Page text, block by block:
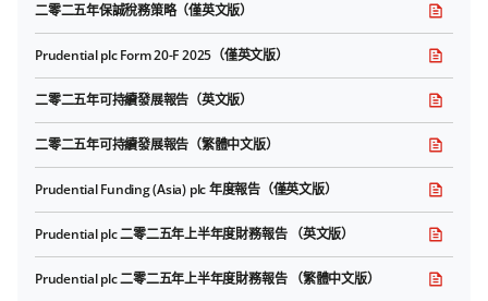
二零二五年保誠稅務策略（僅英文版）
Prudential plc Form 20-F 2025（僅英文版）
二零二五年可持續發展報告（英文版）
二零二五年可持續發展報告（繁體中文版）
Prudential Funding (Asia) plc 年度報告（僅英文版）
Prudential plc 二零二五年上半年度財務報告 （英文版）
Prudential plc 二零二五年上半年度財務報告 （繁體中文版）